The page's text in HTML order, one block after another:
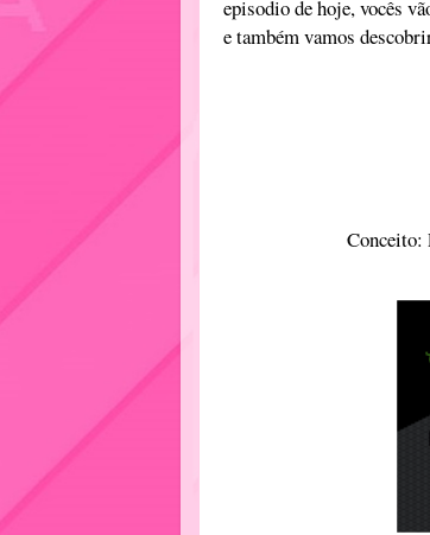
episodio de hoje, vocês
e também vamos
Conceito: